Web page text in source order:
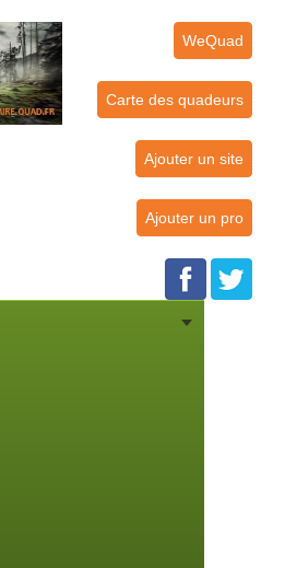
WeQuad
Carte des quadeurs
Ajouter un site
Ajouter un pro